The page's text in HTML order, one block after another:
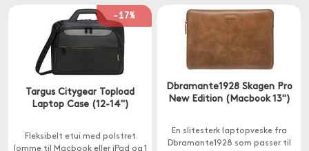
-17%
Targus Citygear Topload
Laptop Case (12-14")
Fleksibelt etui med polstret
lomme til Macbook eller iPad og 1
Dbramante1928 Skagen Pro
New Edition (Macbook 13")
En slitesterk laptopveske fra
Dbramante1928 som passer til